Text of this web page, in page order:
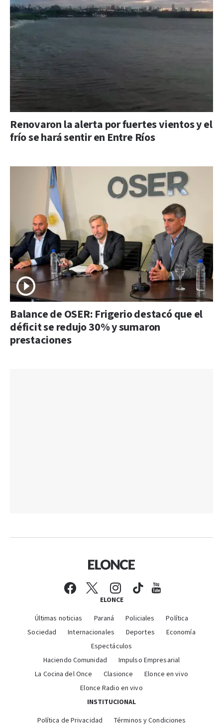
Renovaron la alerta por fuertes vientos y el
frío se hará sentir en Entre Ríos
Balance de OSER: Frigerio destacó que el
déficit se redujo 30% y sumaron
prestaciones
ELONCE
Últimas noticias Paraná Policiales
Política
Sociedad
Internacionales Deportes
Economía
Espectáculos
Haciendo Comunidad
Impulso Empresarial
La Cocina del Once
Clasionce
Elonce en vivo
Elonce Radio en vivo
INSTITUCIONAL
Política de Privacidad Términos y Condiciones